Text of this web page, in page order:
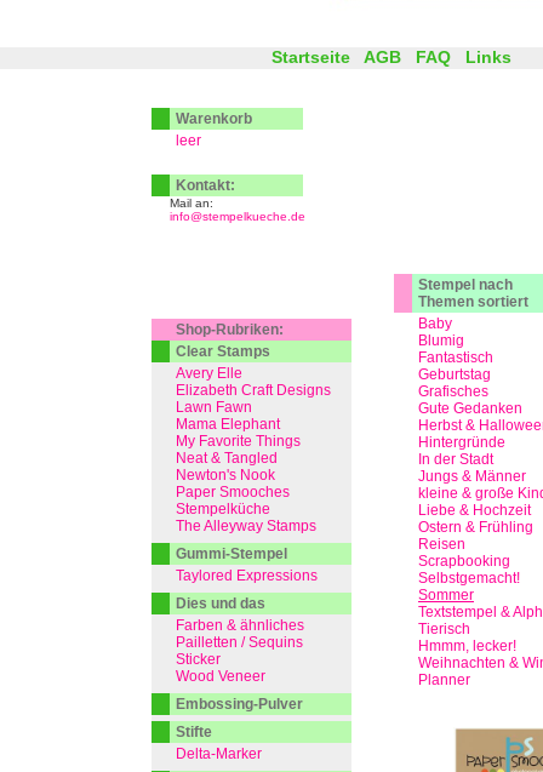
Stempel nach
Themen sortiert
Baby
Blumig
Fantastisch
Geburtstag
Grafisches
Gute Gedanken
Herbst &
Hintergründe
In der Stadt
Jungs & Männer
kleine & große
Liebe & Hochzeit
Ostern & Frühling
Reisen
Scrapbooking
Selbstgemacht!
Sommer
Textstempel &
Tierisch
Hmmm, lecker!
Weihnachten &
Planner
Startseite AGB FAQ Links
Warenkorb
leer
Kontakt:
Mail an:
info@stempelkueche.de
Shop-Rubriken:
Clear Stamps
Avery Elle
Elizabeth Craft Designs
Lawn Fawn
Mama Elephant
My Favorite Things
Neat & Tangled
Newton's Nook
Paper Smooches
Stempelküche
The Alleyway Stamps
Gummi-Stempel
Taylored Expressions
Dies und das
Farben & ähnliches
Pailletten / Sequins
Sticker
Wood Veneer
Embossing-Pulver
Stifte
Delta-Marker